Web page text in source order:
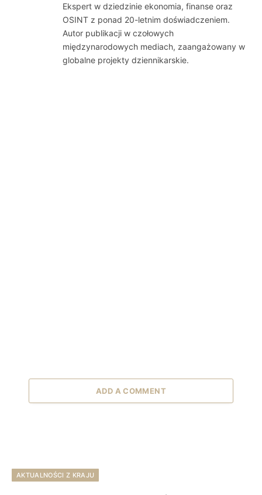
Ekspert w dziedzinie ekonomia, finanse oraz
OSINT z ponad 20-letnim doświadczeniem.
Autor publikacji w czołowych
międzynarodowych mediach, zaangażowany w
globalne projekty dziennikarskie.
ADD A COMMENT
AKTUALNOŚCI Z KRAJU